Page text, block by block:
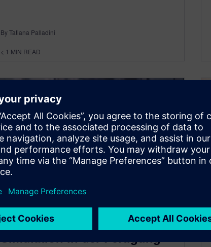
By Tatiana Palladini
< 1 MIN READ
Folge 3 I Mehr Output,
weniger Stillstand:
Simulation in der Fertigung